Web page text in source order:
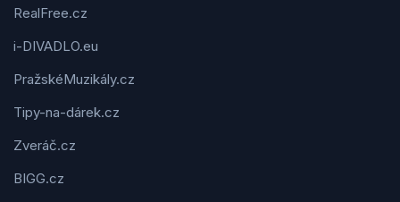
RealFree.cz
i-DIVADLO.eu
PražskéMuzikály.cz
Tipy-na-dárek.cz
Zveráč.cz
BIGG.cz